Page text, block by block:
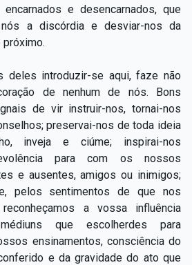
e desencarnados, que
a discórdia e desviar-nos da
próximo.
deles introduzir-se aqui, faze não
de nenhum de nós. Bons
de vir instruir-nos, tornai-nos
preservai-nos de toda ideia
inveja e ciúme; inspirai-nos
para com os nossos
e ausentes, amigos ou inimigos;
pelos sentimentos de que nos
a vossa influência
que escolherdes para
ensinamentos, consciência do
e da gravidade do ato que